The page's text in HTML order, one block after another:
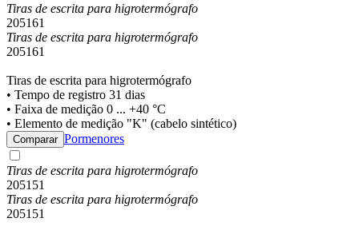
Tiras de escrita para higrotermógrafo
205161
Tiras de escrita para higrotermógrafo
205161
Tiras de escrita para higrotermógrafo
• Tempo de registro 31 dias
• Faixa de medição 0 ... +40 °C
• Elemento de medição "K" (cabelo sintético)
Comparar Pormenores
Tiras de escrita para higrotermógrafo
205151
Tiras de escrita para higrotermógrafo
205151